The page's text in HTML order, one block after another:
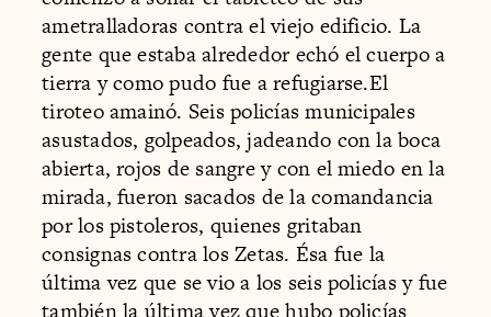
ametralladoras contra el viejo edificio. La
gente que estaba alrededor echó el cuerpo a
tierra y como pudo fue a refugiarse.El
tiroteo amainó. Seis policías municipales
asustados, golpeados, jadeando con la boca
abierta, rojos de sangre y con el miedo en la
mirada, fueron sacados de la comandancia
por los pistoleros, quienes gritaban
consignas contra los Zetas. Ésa fue la
última vez que se vio a los seis policías y fue
también la última vez que hubo policías